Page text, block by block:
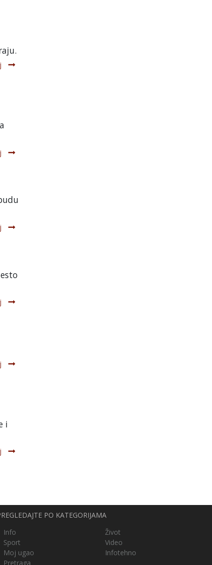
i
PO KATEGORIJAMA
Info
Život
Sport
Video
Moj ugao
Infotehno
Pretraga